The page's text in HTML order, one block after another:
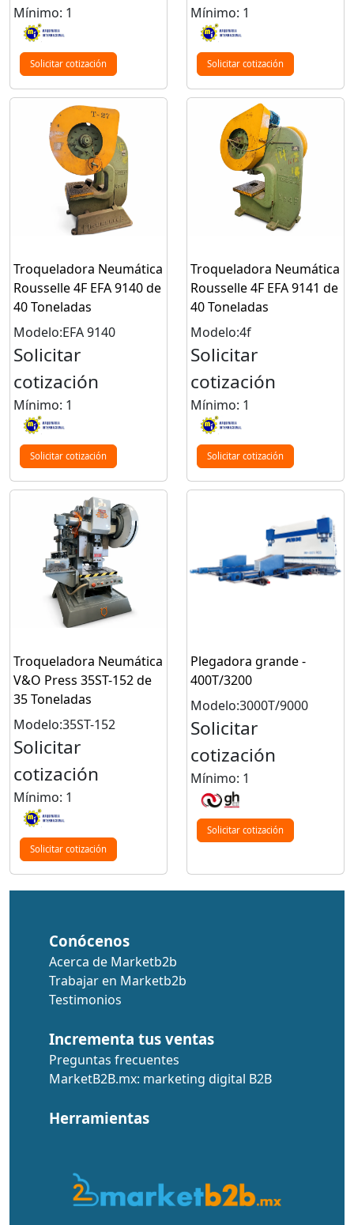
Mínimo: 1
Solicitar cotización
Mínimo: 1
Solicitar cotización
Troqueladora Neumática
Rousselle 4F EFA 9140 de
40 Toneladas
Modelo:EFA 9140
Solicitar
cotización
Mínimo: 1
Solicitar cotización
Troqueladora Neumática
Rousselle 4F EFA 9141 de
40 Toneladas
Modelo:4f
Solicitar
cotización
Mínimo: 1
Solicitar cotización
Troqueladora Neumática
V&O Press 35ST-152 de
35 Toneladas
Modelo:35ST-152
Solicitar
cotización
Mínimo: 1
Solicitar cotización
Plegadora grande -
400T/3200
Modelo:3000T/9000
Solicitar
cotización
Mínimo: 1
Solicitar cotización
Conócenos
Acerca de Marketb2b
Trabajar en Marketb2b
Testimonios
Incrementa tus ventas
Preguntas frecuentes
MarketB2B.mx: marketing digital B2B
Herramientas